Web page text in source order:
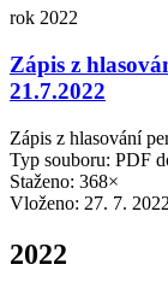
rok 2022
Zápis z
21.7.2022
Zápis z hlasování
Typ souboru: PDF
Staženo: 368×
Vloženo: 27. 7. 2022
2022